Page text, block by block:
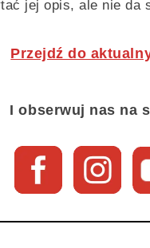
jej opis, ale nie
Przejdź do
I obserwuj nas na